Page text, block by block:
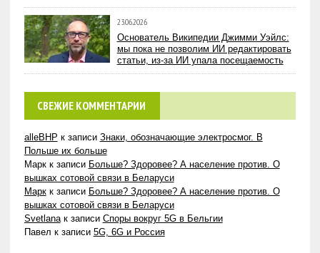
23.06.2026
Основатель Википедии Джимми Уэйлс:
мы пока не позволим ИИ редактировать
статьи, из-за ИИ упала посещаемость
СВЕЖИЕ КОММЕНТАРИИ
alleBHP к записи Знаки, обозначающие электросмог. В
Польше их больше
Маркк записи Больше? Здоровее? А население против. О
вышках сотовой связи в Беларуси
Маркк записи Больше? Здоровее? А население против. О
вышках сотовой связи в Беларуси
Svetlanaк записи Споры вокруг 5G в Бельгии
Павел к записи 5G, 6G и Россия